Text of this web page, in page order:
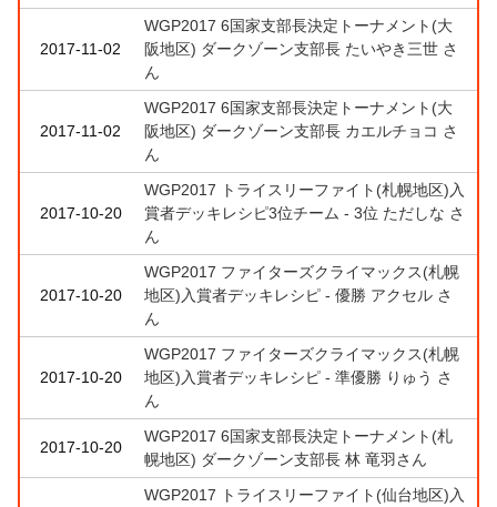
2017-11-02
WGP2017 6国家支部長決定トーナメント(大
阪地区) ダークゾーン支部長 たいやき三世 さ
ん
2017-11-02
WGP2017 6国家支部長決定トーナメント(大
阪地区) ダークゾーン支部長 カエルチョコ さ
ん
2017-10-20
WGP2017 トライスリーファイト(札幌地区)入
賞者デッキレシピ3位チーム - 3位 ただしな さ
ん
2017-10-20
WGP2017 ファイターズクライマックス(札幌
地区)入賞者デッキレシピ - 優勝 アクセル さ
ん
2017-10-20
WGP2017 ファイターズクライマックス(札幌
地区)入賞者デッキレシピ - 準優勝 りゅう さ
ん
2017-10-20
WGP2017 6国家支部長決定トーナメント(札
幌地区) ダークゾーン支部長 林 竜羽さん
WGP2017 トライスリーファイト(仙台地区)入